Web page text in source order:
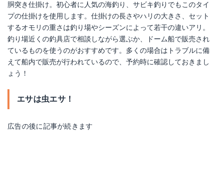
胴突き仕掛け。初心者に人気の海釣り、サビキ釣りでもこのタイ
プの仕掛けを使用します。仕掛けの長さやハリの大きさ、セット
するオモリの重さは釣り場やシーズンによって若干の違いアリ。
釣り場近くの釣具店で相談しながら選ぶか、ドーム船で販売され
ているものを使うのがおすすめです。多くの場合はトラブルに備
えて船内で販売が行われているので、予約時に確認しておきまし
ょう！
エサは虫エサ！
広告の後に記事が続きます